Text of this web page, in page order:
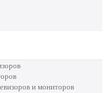
и мониторов